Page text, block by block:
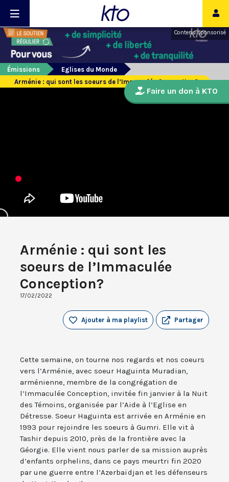
Contenu sponsorisé
Émissions
Eglises du Monde
Arménie : qui sont les soeurs de l’Immaculée Conception?
Arménie : qui sont les
soeurs de l’Immaculée
Conception?
17/02/2022
Partager
Ajouter à ma playlist
Cette semaine, on tourne nos regards et nos coeurs
vers l’Arménie, avec soeur Haguinta Muradian,
arménienne, membre de la congrégation de
l’Immaculée Conception, invitée fin janvier à la Nuit
des Témoins, organisée par l’Aide à l’Eglise en
Détresse. Soeur Haguinta est arrivée en Arménie en
1993 pour rejoindre les soeurs à Gumri. Elle vit à
Tashir depuis 2010, près de la frontière avec la
Géorgie. Elle vient nous parler de sa mission auprès
d’enfants orphelins, dans ce pays meurtri fin 2020
par une guerre entre l’Azerbaïdjan et les défenseurs
Faire un don à KTO